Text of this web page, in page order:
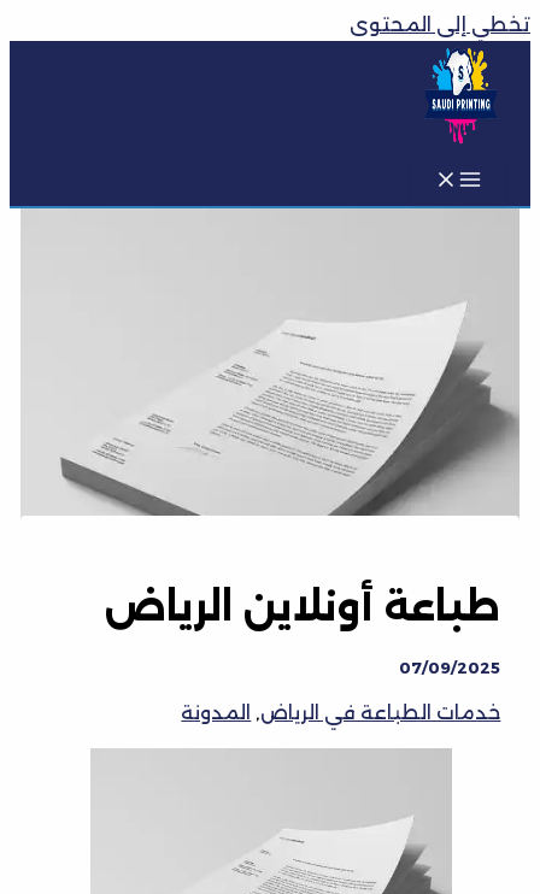
تخطي إلى المحتوى
طباعة أونلاين الرياض
07/09/2025
خدمات الطباعة في الرياض, المدونة